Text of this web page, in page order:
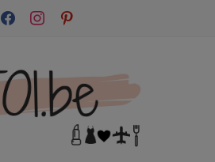
facebookinstagrampinterest